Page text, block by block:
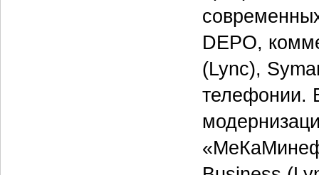
DEPO,
(Lync),
телефонии.